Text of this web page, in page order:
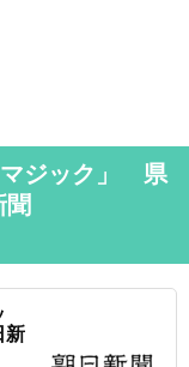
マジック」 県
聞
新